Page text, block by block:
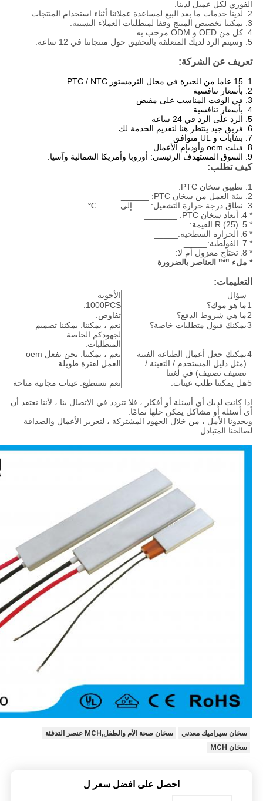
الفوري لكل عميل لدينا.
2. لدينا خدمات ما بعد البيع لمساعدة عملائنا أثناء استخدام المنتجات.
3. يمكننا تخصيص المنتج وفقا لمتطلبات العملاء النسبية.
4. كل من OED و ODM مرحب به.
5. وسيتم الرد لديك المتعلقة بالتحقيق حول منتجاتنا في 12 ساعة.
تعريف عن الشركة:
1. 15 عاما من الخبرة في مجال الثرمستور PTC / NTC.
2. بأسعار تنافسية
3. في الوقت المناسب على مقبض
4. بأسعار تنافسية
5. الرد على الرد في 24 ساعة
6. فريق جيد ينتظر هنا لتقديم الخدمة لك
7. بنفايات و UL متوافق
8. قبلت oem وأوديإم الأعمال
9. السوق المستهدف الرئيسي: أوروبا وأمريكا الشمالية وآسيا.
كيف تطلب:
1. تطبيق سخان PTC: _______
2. بيئة العمل من سخان PTC: ______
3. نطاق درجة حرارة التشغيل: ___ إلى ____ ℃
* 4.
أبعاد سخان PTC: _______
* 5.
R (25) القيمة: _____
* 6.
الحرارة السطحية:_____
* 7.
الفولطية:_____
* 8.
تحتاج معزول أم لا: _____
* ملء "*" العناصر بالضرورة
التعليمات:
سؤال
الأجوبة
1ما هو موك؟
1000PCS.
2ما هي شروط الدفع؟
تفاوض.
3يمكنك قبول متطلبات خاصة؟
نعم ، يمكننا. يمكننا تصميم
لجهودكم الخاصة
المتطلبات.
4يمكنك جعل أعمال الطباعة الفنية
(مثل دليل المستخدم / التعبئة /
تصنيف تصنيف) في لغتنا
نعم ، يمكننا. نحن نفعل oem
العمل لفترة طويلة
5هل يمكننا طلب عينات: نعم تستطيع. عينات مجانية متاحة
إذا كانت لديك أي أسئلة أو أفكار ، فلا تتردد في الاتصال بنا ، لأننا نعتقد أن
أي أسئلة أو مشاكل يمكن حلها تمامًا.
ويحدونا الأمل ، من خلال الجهود المشتركة ، لتعزيز الأعمال والصداقة
لصالحنا المتبادل.
سخان سيراميك معدني
سخان صحة الأم والطفل,MCH عنصر التدفئة
سخان MCH
احصل على افضل سعر ل